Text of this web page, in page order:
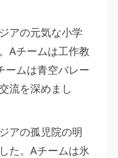
アの元気な小学
Aチームは工作教
ームは青空バレー
流を深めまし
アの孤児院の明
た。Aチームは氷